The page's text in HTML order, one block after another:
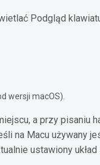
Podgląd
wersji macOS).
a przy pisaniu
na Macu używany
ustawiony układ